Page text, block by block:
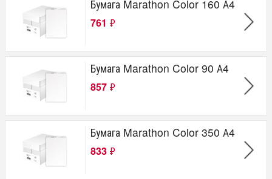
Бумага Marathon Color 160 А4
761 ₽
Бумага Marathon Color 90 А4
857 ₽
Бумага Marathon Color 350 А4
833 ₽